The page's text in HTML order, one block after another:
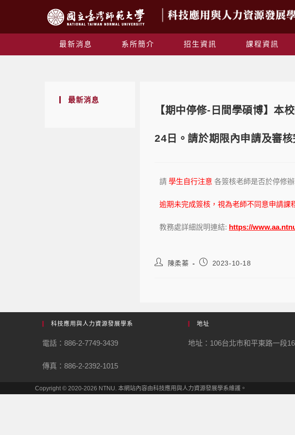
最新消息 系所簡介 招生資訊 課程資訊
最新消息
【期中停修-日間學碩博】本
24日。請於期限內申請及審核
請 學生自行注意 各簽核老師是否於停修
逾期未完成簽核，視為老師不同意申請課
教務處詳細說明連結: https://
陳柔蓁 2023-10-18
科技應用與人力資源發展學系
電話：886-2-7749-3439
傳真：886-2-2392-1015
地址
地址：106台北市和平東路一段
Copyright © 2020-2026 NTNU. 本網站內容由科技應用與人力資源發展學系維護。